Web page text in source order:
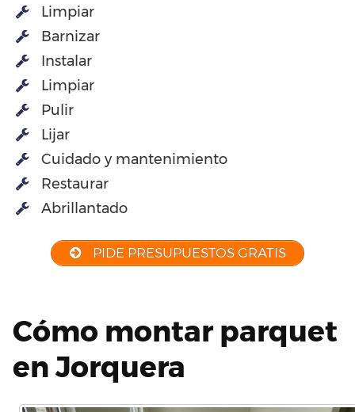
Limpiar
Barnizar
Instalar
Limpiar
Pulir
Lijar
Cuidado y mantenimiento
Restaurar
Abrillantado
PIDE PRESUPUESTOS GRATIS
Cómo montar parquet
en Jorquera